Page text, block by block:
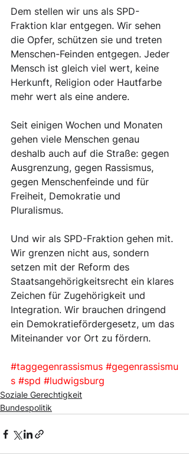
Dem stellen wir uns als SPD-
Fraktion klar entgegen. Wir sehen
die Opfer, schützen sie und treten
Menschen-Feinden entgegen. Jeder
Mensch ist gleich viel wert, keine
Herkunft, Religion oder Hautfarbe
mehr wert als eine andere.
Seit einigen Wochen und Monaten
gehen viele Menschen genau
deshalb auch auf die Straße: gegen
Ausgrenzung, gegen Rassismus,
gegen Menschenfeinde und für
Freiheit, Demokratie und
Pluralismus.
Und wir als SPD-Fraktion gehen mit.
Wir grenzen nicht aus, sondern
setzen mit der Reform des
Staatsangehörigkeitsrecht ein klares
Zeichen für Zugehörigkeit und
Integration. Wir brauchen dringend
ein Demokratiefördergesetz, um das
Miteinander vor Ort zu fördern.
#taggegenrassismus #gegenrassismu
s #spd #ludwigsburg
Soziale Gerechtigkeit
Bundespolitik